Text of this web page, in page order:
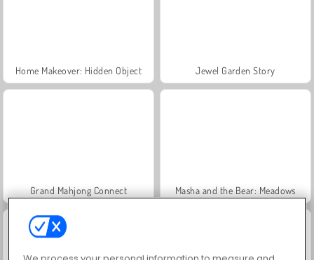
Home Makeover: Hidden Object Jewel Garden Story
Grand Mahjong Connect Masha and the Bear: Meadows